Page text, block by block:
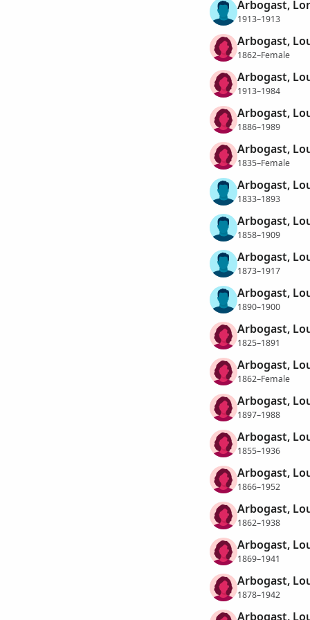
Arbogast,
1913–1913
Arbogast,
1862–Female
Arbogast,
1913–1984
Arbogast,
1886–1989
Arbogast,
1835–Female
Arbogast,
1833–1893
Arbogast,
1858–1909
Arbogast,
1873–1917
Arbogast,
1890–1900
Arbogast,
1825–1891
Arbogast,
1862–Female
Arbogast,
1897–1988
Arbogast,
1855–1936
Arbogast,
1866–1952
Arbogast,
1862–1938
Arbogast,
1869–1941
Arbogast,
1878–1942
Arbogast,